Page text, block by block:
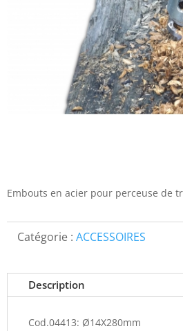
Embouts en acier pour perceuse de
Catégorie : ACCESSOIRES
Description
Cod.04413: Ø14X280mm